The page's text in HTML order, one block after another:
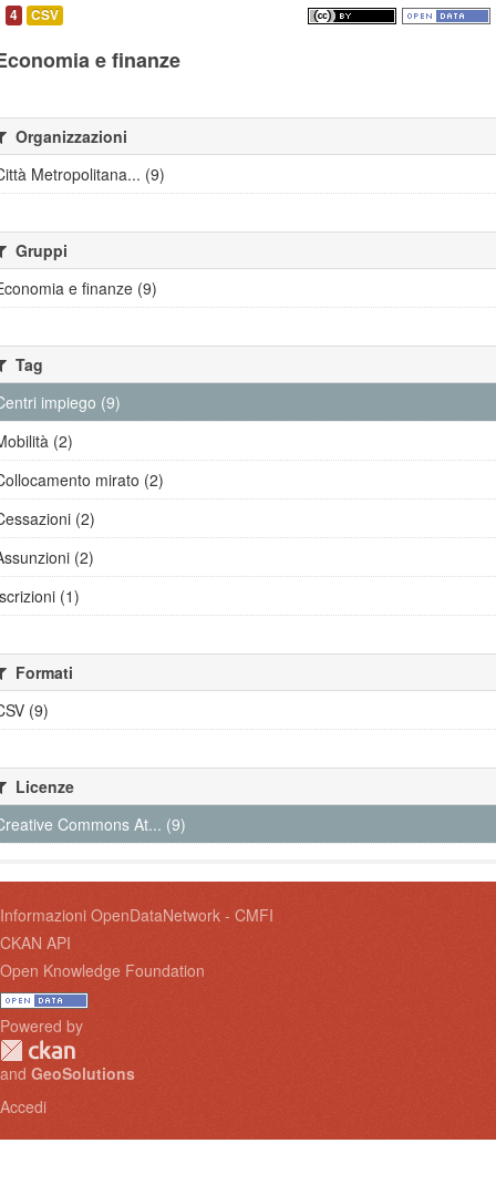
4 CSV
e finanze
Organizzazioni
Metropolitana... (9)
Gruppi
e finanze (9)
Tag
impiego (9)
(2)
mirato (2)
(2)
(2)
(1)
Formati
(9)
Licenze
Commons At... (9)
Informazioni OpenDataNetwork - CMFI
CKAN API
Open Knowledge Foundation
Powered by
and GeoSolutions
Accedi